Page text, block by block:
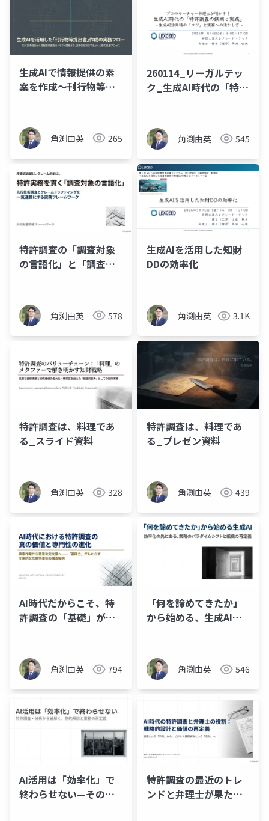
生成AIで情報提供の素
案を作成～刊行物等提
角渕由英 265
260114_リーガルテッ
ク_生成AI時代の「特許
角渕由英 545
特許調査の「調査対象
の言語化」と「調査観
角渕由英 578
生成AIを活用した知財
DDの効率化
角渕由英 3.1K
特許調査は、料理であ
る_スライド資料
角渕由英 328
特許調査は、料理であ
る_プレゼン資料
角渕由英 439
AI時代だからこそ、特
許調査の「基礎」が価
角渕由英 794
「何を諦めてきたか」
から始める、生成AIの
角渕由英 546
AI活用は「効率化」で
終わらせない—その先
特許調査の最近のトレ
ンドと弁理士が果たす